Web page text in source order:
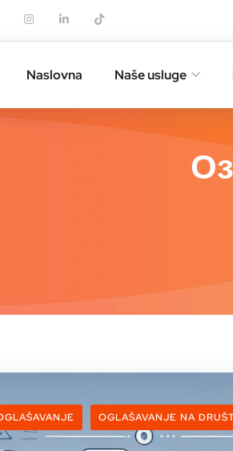
Naslovna Naše usluge
OGLAŠAVANJE NA